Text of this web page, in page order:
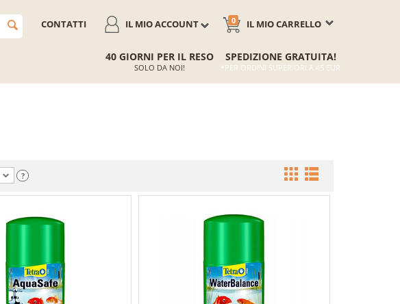
IL MIO CARRELLO
0
IL MIO ACCOUNT
CONTATTI
40 GIORNI PER IL RESO
SOLO DA NOI!
SPEDIZIONE GRATUITA!
*PER ORDINI SUPERIORI A 45 EUR
?